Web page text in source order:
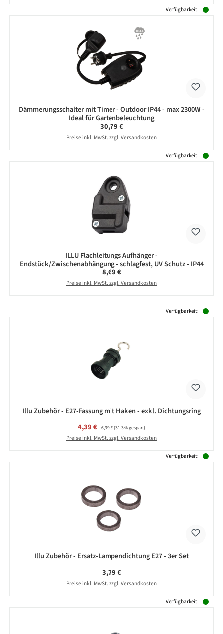
Verfügbarkeit:
Dämmerungsschalter mit Timer - Outdoor IP44 - max 2300W -
Ideal für Gartenbeleuchtung
Regulärer Preis:
30,79 €
Preise inkl. MwSt. zzgl. Versandkosten
Verfügbarkeit:
ILLU Flachleitungs Aufhänger -
Endstück/Zwischenabhängung - schlagfest, UV Schutz - IP44
Regulärer Preis:
8,69 €
Preise inkl. MwSt. zzgl. Versandkosten
Verfügbarkeit:
Illu Zubehör - E27-Fassung mit Haken - exkl. Dichtungsring
Verkaufspreis:
4,39 € Regulärer Preis:
6,39 €(31.3% gespart)
Preise inkl. MwSt. zzgl. Versandkosten
Verfügbarkeit:
Illu Zubehör - Ersatz-Lampendichtung E27 - 3er Set
Regulärer Preis:
3,79 €
Preise inkl. MwSt. zzgl. Versandkosten
Verfügbarkeit: